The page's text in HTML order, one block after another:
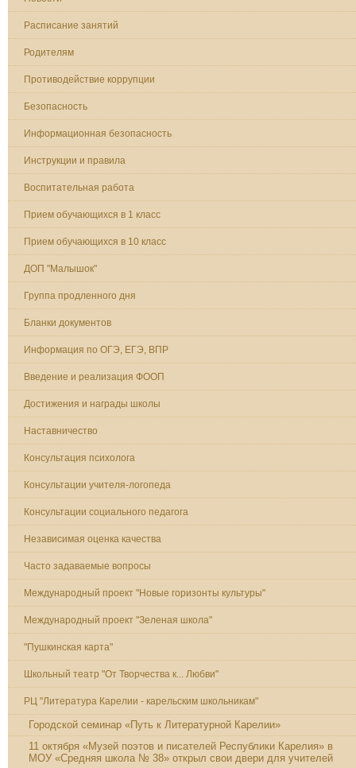
Расписание занятий
Родителям
Противодействие коррупции
Безопасность
Информационная безопасность
Инструкции и правила
Воспитательная работа
Прием обучающихся в 1 класс
Прием обучающихся в 10 класс
ДОП "Малышок"
Группа продленного дня
Бланки документов
Информация по ОГЭ, ЕГЭ, ВПР
Введение и реализация ФООП
Достижения и награды школы
Наставничество
Консультация психолога
Консультации учителя-логопеда
Консультации социального педагога
Независимая оценка качества
Часто задаваемые вопросы
Международный проект "Новые горизонты культуры"
Международный проект "Зеленая школа"
"Пушкинская карта"
Школьный театр "От Творчества к... Любви"
РЦ "Литература Карелии - карельским школьникам"
Городской семинар «Путь к Литературной Карелии»
11 октября «Музей поэтов и писателей Республики Карелия» в
МОУ «Средняя школа № 38» открыл свои двери для учителей